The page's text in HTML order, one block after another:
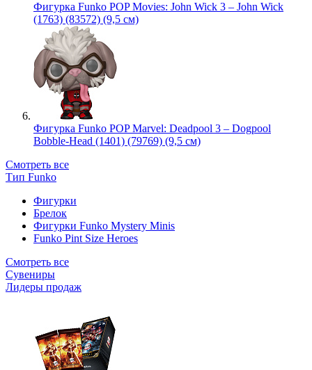
Фигурка Funko POP Movies: John Wick 3 – John Wick
(1763) (83572) (9,5 см)
Фигурка Funko POP Marvel: Deadpool 3 – Dogpool
Bobble-Head (1401) (79769) (9,5 см)
Смотреть все
Тип Funko
Фигурки
Брелок
Фигурки Funko Mystery Minis
Funko Pint Size Heroes
Смотреть все
Сувениры
Лидеры продаж